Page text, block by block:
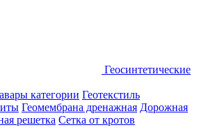
Геосинтетические
категории Геотекстиль
Геомембрана дренажная Дорожная
решетка Сетка от кротов